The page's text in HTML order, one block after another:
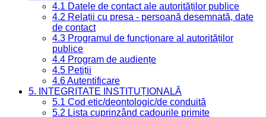
4.1 Datele de contact ale autorităților publice
4.2 Relații cu presa - persoană desemnată, date
de contact
4.3 Programul de funcționare al autorităților
publice
4.4 Program de audiențe
4.5 Petiții
4.6 Autentificare
5. INTEGRITATE INSTITUȚIONALĂ
5.1 Cod etic/deontologic/de conduită
5.2 Lista cuprinzând cadourile primite